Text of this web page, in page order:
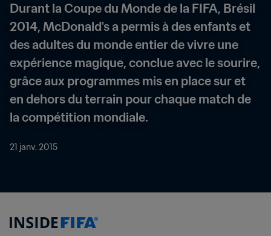
Durant la Coupe du Monde de la FIFA, Brésil
2014, McDonald's a permis à des enfants et
des adultes du monde entier de vivre une
expérience magique, conclue avec le sourire,
grâce aux programmes mis en place sur et
en dehors du terrain pour chaque match de
la compétition mondiale.
21 janv. 2015